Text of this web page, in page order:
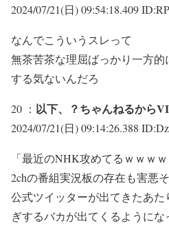
2024/07/21(日) 09:54:18.409
なんでこういうスレって
無茶苦茶な理屈ばっかり一方
する気ないんだろ
20 ： 以下、？ちゃんねるから
2024/07/21(日) 09:14:26.388
「最近のNHK攻めてるｗｗｗ
2chの番組実況板の存在も害悪
公式ツイッターが出てきたあ
ぎするバカが出てくるようにな